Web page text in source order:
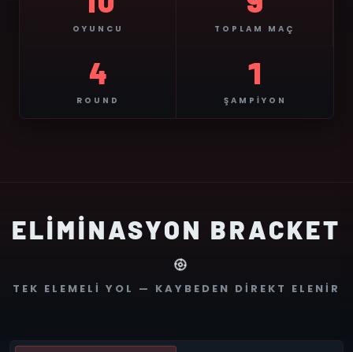
OYUNCU TOPLAM MAÇ
4
ROUND
1
ŞAMPIYON
ELİMİNASYON BRACKET
TEK ELEMELI YOL — KAYBEDEN DIREKT ELENIR